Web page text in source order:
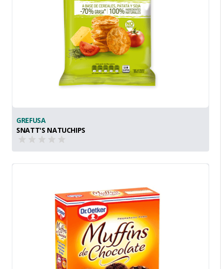
GREFUSA
SNATT'S NATUCHIPS